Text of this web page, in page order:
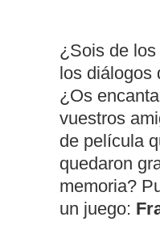
¿Sois de
los diálogos
¿Os
vuestros
de película
quedaron
memoria?
un juego: